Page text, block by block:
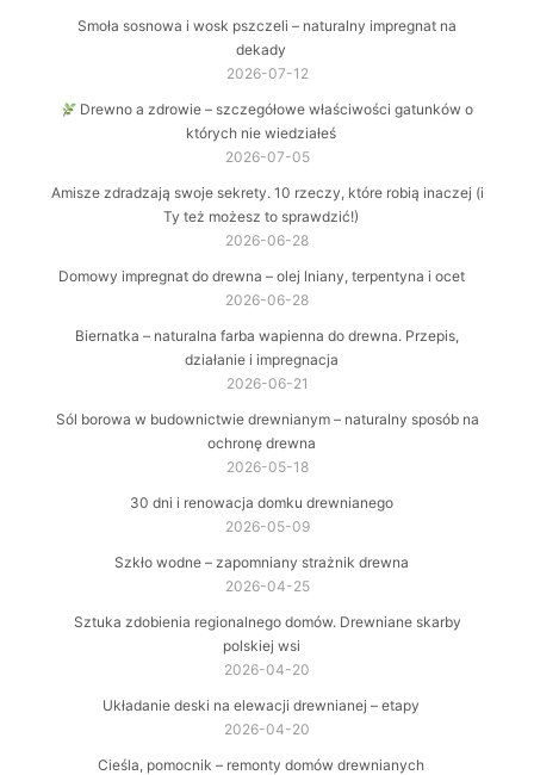
Smoła sosnowa i wosk pszczeli – naturalny impregnat na
dekady
2026-07-12
Drewno a zdrowie – szczegółowe właściwości gatunków o
których nie wiedziałeś
2026-07-05
Amisze zdradzają swoje sekrety. 10 rzeczy, które robią inaczej (i
Ty też możesz to sprawdzić!)
2026-06-28
Domowy impregnat do drewna – olej lniany, terpentyna i ocet
2026-06-28
Biernatka – naturalna farba wapienna do drewna. Przepis,
działanie i impregnacja
2026-06-21
Sól borowa w budownictwie drewnianym – naturalny sposób na
ochronę drewna
2026-05-18
30 dni i renowacja domku drewnianego
2026-05-09
Szkło wodne – zapomniany strażnik drewna
2026-04-25
Sztuka zdobienia regionalnego domów. Drewniane skarby
polskiej wsi
2026-04-20
Układanie deski na elewacji drewnianej – etapy
2026-04-20
Cieśla, pomocnik – remonty domów drewnianych